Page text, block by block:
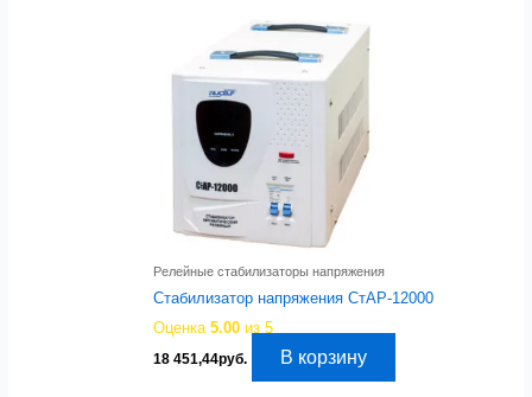
Релейные стабилизаторы напряжения
Стабилизатор напряжения СтАР-12000
Оценка5.00 из 5
18 451,44руб. В корзину